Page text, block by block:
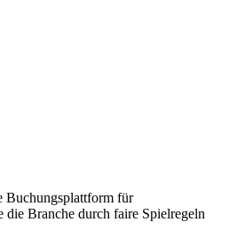
Buchungsplattform für
die Branche durch faire Spielregeln